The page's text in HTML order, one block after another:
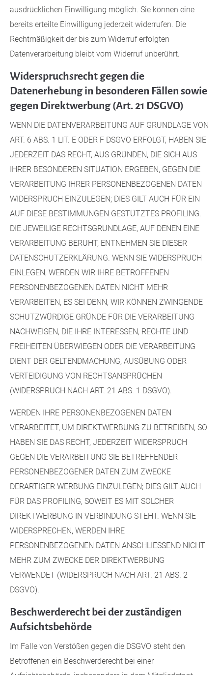
ausdrücklichen Einwilligung möglich. Sie können eine
bereits erteilte Einwilligung jederzeit widerrufen. Die
Rechtmäßigkeit der bis zum Widerruf erfolgten
Datenverarbeitung bleibt vom Widerruf unberührt.
Widerspruchsrecht gegen die
Datenerhebung in besonderen Fällen sowie
gegen Direktwerbung (Art. 21 DSGVO)
WENN DIE DATENVERARBEITUNG AUF GRUNDLAGE VON
ART. 6 ABS. 1 LIT. E ODER F DSGVO ERFOLGT, HABEN SIE
JEDERZEIT DAS RECHT, AUS GRÜNDEN, DIE SICH AUS
IHRER BESONDEREN SITUATION ERGEBEN, GEGEN DIE
VERARBEITUNG IHRER PERSONENBEZOGENEN DATEN
WIDERSPRUCH EINZULEGEN; DIES GILT AUCH FÜR EIN
AUF DIESE BESTIMMUNGEN GESTÜTZTES PROFILING.
DIE JEWEILIGE RECHTSGRUNDLAGE, AUF DENEN EINE
VERARBEITUNG BERUHT, ENTNEHMEN SIE DIESER
DATENSCHUTZERKLÄRUNG. WENN SIE WIDERSPRUCH
EINLEGEN, WERDEN WIR IHRE BETROFFENEN
PERSONENBEZOGENEN DATEN NICHT MEHR
VERARBEITEN, ES SEI DENN, WIR KÖNNEN ZWINGENDE
SCHUTZWÜRDIGE GRÜNDE FÜR DIE VERARBEITUNG
NACHWEISEN, DIE IHRE INTERESSEN, RECHTE UND
FREIHEITEN ÜBERWIEGEN ODER DIE VERARBEITUNG
DIENT DER GELTENDMACHUNG, AUSÜBUNG ODER
VERTEIDIGUNG VON RECHTSANSPRÜCHEN
(WIDERSPRUCH NACH ART. 21 ABS. 1 DSGVO).
WERDEN IHRE PERSONENBEZOGENEN DATEN
VERARBEITET, UM DIREKTWERBUNG ZU BETREIBEN, SO
HABEN SIE DAS RECHT, JEDERZEIT WIDERSPRUCH
GEGEN DIE VERARBEITUNG SIE BETREFFENDER
PERSONENBEZOGENER DATEN ZUM ZWECKE
DERARTIGER WERBUNG EINZULEGEN; DIES GILT AUCH
FÜR DAS PROFILING, SOWEIT ES MIT SOLCHER
DIREKTWERBUNG IN VERBINDUNG STEHT. WENN SIE
WIDERSPRECHEN, WERDEN IHRE
PERSONENBEZOGENEN DATEN ANSCHLIESSEND NICHT
MEHR ZUM ZWECKE DER DIREKTWERBUNG
VERWENDET (WIDERSPRUCH NACH ART. 21 ABS. 2
DSGVO).
Beschwerde­recht bei der zuständigen
Aufsichts­behörde
Im Falle von Verstößen gegen die DSGVO steht den
Betroffenen ein Beschwerderecht bei einer